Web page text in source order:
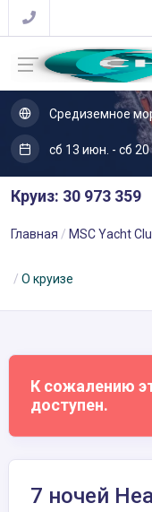
Средиземное
сб 13 июн. - сб
Круиз: 30 973 359
Главная MSC Yacht
О круизе
К сожалению
доступен.
7 ночей